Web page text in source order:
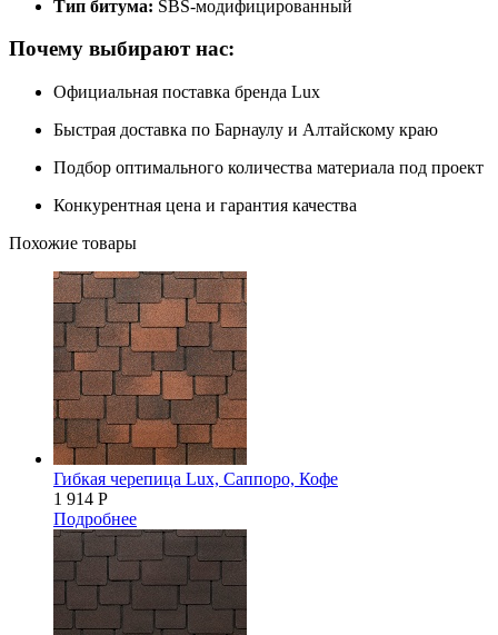
Тип битума: SBS-модифицированный
Почему выбирают нас:
Официальная поставка бренда Lux
Быстрая доставка по Барнаулу и Алтайскому краю
Подбор оптимального количества материала под проект
Конкурентная цена и гарантия качества
Похожие товары
Гибкая черепица Lux, Саппоро, Кофе
1 914 Р
Подробнее